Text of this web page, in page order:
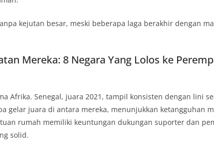
kejutan besar, meski beberapa laga berakhir dengan
Mereka: 8 Negara Yang Lolos ke
Afrika. Senegal, juara 2021, tampil konsisten dengan lini
gelar juara di antara mereka, menunjukkan ketangguhan
rumah memiliki keuntungan dukungan suporter dan
solid.